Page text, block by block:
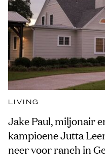
LIVING
Jake Paul, miljonair
kampioene Jutta
neer voor ranch in